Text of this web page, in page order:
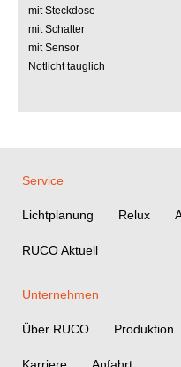
mit Steckdose
mit Schalter
mit Sensor
Notlicht tauglich
Service
Lichtplanung Relux
RUCO Aktuell
Unternehmen
Über RUCO Produktion